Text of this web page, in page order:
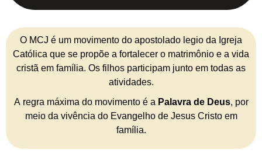
O MCJ é um movimento do apostolado legio da Igreja
Católica que se propõe a fortalecer o matrimônio e a vida
cristã em família. Os filhos participam junto em todas as
atividades.
A regra máxima do movimento é a Palavra de Deus, por
meio da vivência do Evangelho de Jesus Cristo em
família.